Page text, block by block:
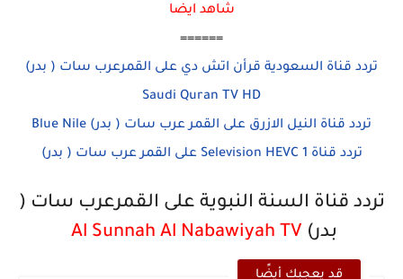
شاهد ايضا
======
تردد قناة السعودية قرأن اتش دي على القمرعرب سات ( بدر)
Saudi Quran TV HD
تردد قناة النيل الازرق على القمر عرب سات ( بدر) Blue Nile
تردد قناة Selevision HEVC 1 على القمر عرب سات ( بدر)
تردد قناة السنة النبوية على القمرعرب سات (
بدر) Al Sunnah Al Nabawiyah TV
قد يعجبك أيضًا